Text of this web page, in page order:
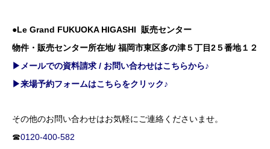
●Le Grand FUKUOKA HIGASHI 販売センター
物件・販売センター所在地/ 福岡市東区多の津５丁目2５番地１２
▶メールでの資料請求 / お問い合わせはこちらから♪
▶来場予約フォームはこちらをクリック♪
その他のお問い合わせはお気軽にご連絡くださいませ。
☎0120-400-582